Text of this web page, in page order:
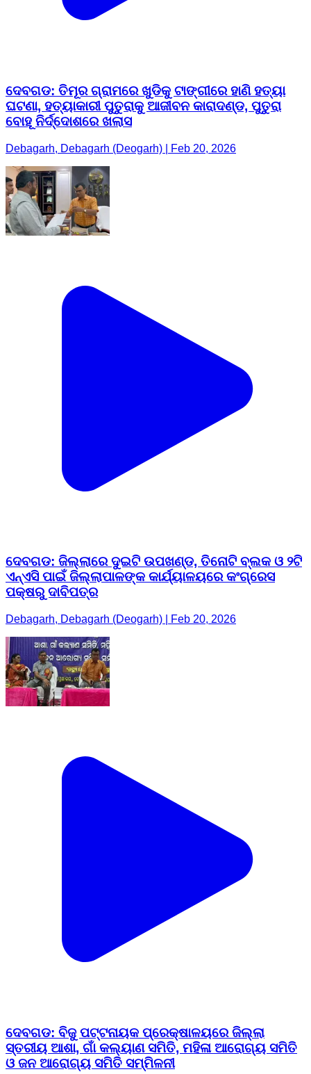
ଦେବଗଡ: ତିମୂର ଗ୍ରାମରେ ଖୁଡିକୁ ଟାଙ୍ଗୀରେ ହାଣି ହତ୍ୟା
ଘଟଣା, ହତ୍ୟାକାରୀ ପୁତୁରାକୁ ଆଜୀବନ କାରାଦଣ୍ଡ, ପୁତୁରା
ବୋହୂ ନିର୍ଦ୍ଦୋଶରେ ଖଲାସ
Debagarh, Debagarh (Deogarh) | Feb 20, 2026
ଦେବଗଡ: ଜିଲ୍ଲାରେ ଦୁଇଟି ଉପଖଣ୍ଡ, ତିନୋଟି ବ୍ଲକ ଓ ୨ଟି
ଏନ୍‌ଏସି ପାଇଁ ଜିଲ୍ଲାପାଳଙ୍କ କାର୍ଯ୍ୟାଳୟରେ କଂଗ୍ରେସ
ପକ୍ଷରୁ ଦାବିପତ୍ର
Debagarh, Debagarh (Deogarh) | Feb 20, 2026
ଦେବଗଡ: ବିଜୁ ପଟ୍ଟନାୟକ ପ୍ରେକ୍ଷାଳୟରେ ଜିଲ୍ଲା
ସ୍ତରୀୟ ଆଶା, ଗାଁ କଲ୍ୟାଣ ସମିତି, ମହିଳା ଆରୋଗ୍ୟ ସମିତି
ଓ ଜନ ଆରୋଗ୍ୟ ସମିତି ସମ୍ମିଳନୀ